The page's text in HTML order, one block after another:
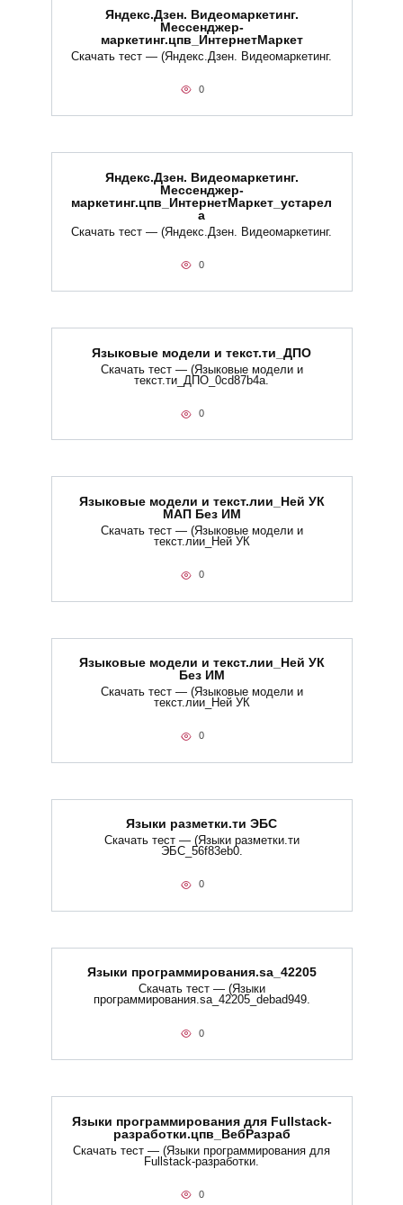
Яндекс.Дзен. Видеомаркетинг.
Мессенджер-
маркетинг.цпв_ИнтернетМаркет
Скачать тест — (Яндекс.Дзен. Видеомаркетинг.
0
Яндекс.Дзен. Видеомаркетинг.
Мессенджер-
маркетинг.цпв_ИнтернетМаркет_устарел
а
Скачать тест — (Яндекс.Дзен. Видеомаркетинг.
0
Языковые модели и текст.ти_ДПО
Скачать тест — (Языковые модели и
текст.ти_ДПО_0cd87b4a.
0
Языковые модели и текст.лии_Ней УК
МАП Без ИМ
Скачать тест — (Языковые модели и
текст.лии_Ней УК
0
Языковые модели и текст.лии_Ней УК
Без ИМ
Скачать тест — (Языковые модели и
текст.лии_Ней УК
0
Языки разметки.ти​ ЭБС
Скачать тест — (Языки разметки.ти​
ЭБС_56f83eb0.
0
Языки программирования.sa_42205
Скачать тест — (Языки
программирования.sa_42205_debad949.
0
Языки программирования для Fullstack-
разработки.цпв_ВебРазраб
Скачать тест — (Языки программирования для
Fullstack-разработки.
0